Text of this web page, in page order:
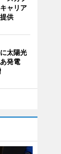
ャリア
供
太陽光
発電